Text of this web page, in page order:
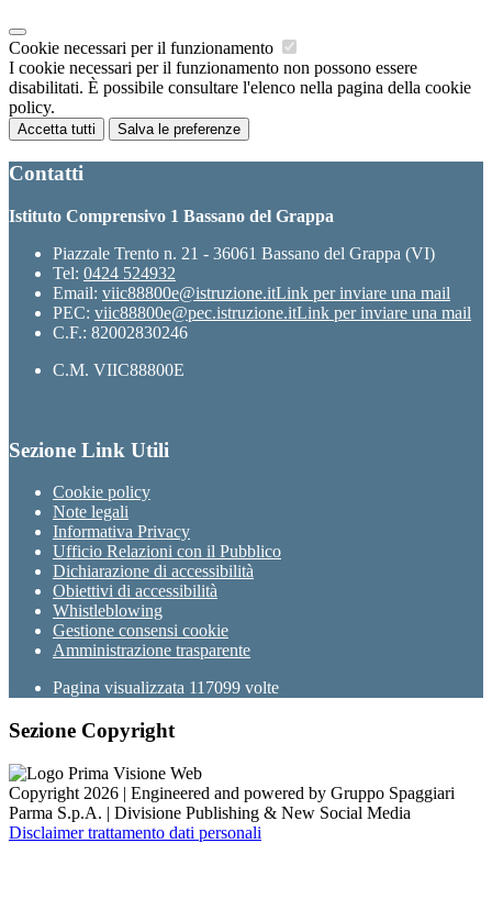
Cookie necessari per il funzionamento
I cookie necessari per il funzionamento non possono essere
disabilitati. È possibile consultare l'elenco nella pagina della cookie
policy.
Accetta tutti Salva le preferenze
Contatti
Istituto Comprensivo 1 Bassano del Grappa
Piazzale Trento n. 21 - 36061 Bassano del Grappa (VI)
Tel: 0424 524932
Email: viic88800e@istruzione.itLink per inviare una mail
PEC: viic88800e@pec.istruzione.itLink per inviare una mail
C.F.: 82002830246
C.M. VIIC88800E
Sezione Link Utili
Cookie policy
Note legali
Informativa Privacy
Ufficio Relazioni con il Pubblico
Dichiarazione di accessibilità
Obiettivi di accessibilità
Whistleblowing
Gestione consensi cookie
Amministrazione trasparente
Pagina visualizzata 117099 volte
Sezione Copyright
Copyright 2026 | Engineered and powered by Gruppo Spaggiari
Parma S.p.A. | Divisione Publishing & New Social Media
Disclaimer trattamento dati personali